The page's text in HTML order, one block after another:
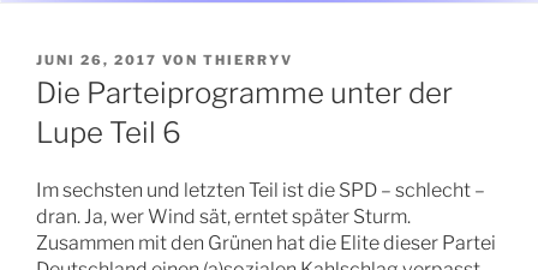
VERÖFFENTLICHT
AM
JUNI 26, 2017 VON THIERRYV
Die Parteiprogramme unter der
Lupe Teil 6
Im sechsten und letzten Teil ist die SPD – schlecht –
dran. Ja, wer Wind sät, erntet später Sturm.
Zusammen mit den Grünen hat die Elite dieser Partei